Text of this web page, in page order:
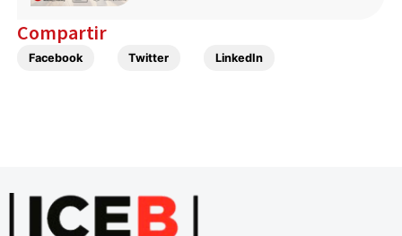
Compartir
Facebook Twitter LinkedIn